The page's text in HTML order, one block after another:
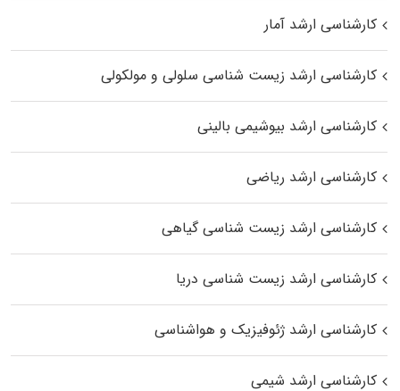
کارشناسی ارشد آمار
کارشناسی ارشد زیست شناسی سلولی و مولکولی
کارشناسی ارشد بیوشیمی بالینی
کارشناسی ارشد ریاضی
کارشناسی ارشد زیست‌ شناسی گیاهی
کارشناسی ارشد زیست‌ شناسی دریا
کارشناسی ارشد ژئوفیزیک و هواشناسی
کارشناسی ارشد شیمی